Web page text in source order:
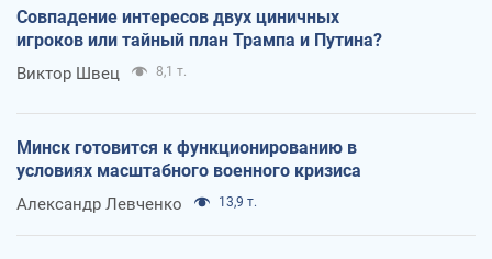
Совпадение интересов двух циничных
игроков или тайный план Трампа и Путина?
Виктор Швец 8,1 т.
Минск готовится к функционированию в
условиях масштабного военного кризиса
Александр Левченко 13,9 т.